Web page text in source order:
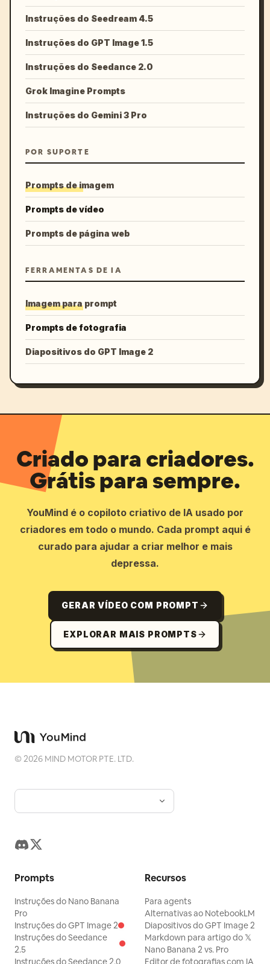
Instruções do Seedream 4.5
Instruções do GPT Image 1.5
Instruções do Seedance 2.0
Grok Imagine Prompts
Instruções do Gemini 3 Pro
POR SUPORTE
Prompts de imagem
Prompts de vídeo
Prompts de página web
FERRAMENTAS DE IA
Imagem para prompt
Prompts de fotografia
Diapositivos do GPT Image 2
Criado para criadores.
Grátis para sempre.
YouMind é o copiloto criativo de IA usado por
criadores em todo o mundo. Cada prompt aqui é
curado para ajudar a criar melhor e mais
depressa.
GERAR VÍDEO COM PROMPT
EXPLORAR MAIS PROMPTS
©2026 MIND MOTOR PTE. LTD.
Prompts
Instruções do Nano Banana
Pro
Instruções do GPT Image 2
Instruções do Seedance
2.5
Instruções do Seedance 2.0
Recursos
Para agents
Alternativas ao NotebookLM
Diapositivos do GPT Image 2
Markdown para artigo do 𝕏
Nano Banana 2 vs. Pro
Editor de fotografias com IA